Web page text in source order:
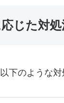
じた対処
下のような対